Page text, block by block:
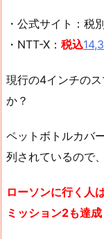
・公式サイト：税
・NTT-X： 税込
現行の4インチの
か？
ペットボトルカバ
列されているので
ローソンに行く人
ミッション2も達成